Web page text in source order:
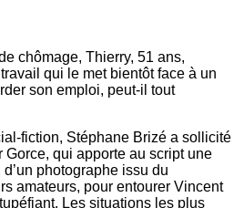
chômage, Thierry, 51 ans,
qui le met bientôt face à un
son emploi, peut-il tout
fiction, Stéphane Brizé a sollicité
Gorce, qui apporte au script une
photographe issu du
amateurs, pour entourer Vincent
Les situations les plus